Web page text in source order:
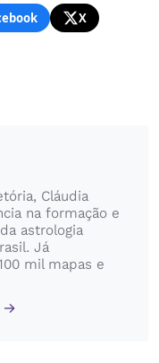
X
Cláudia
na formação e
astrologia
Já
mil mapas e
→